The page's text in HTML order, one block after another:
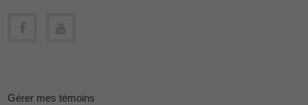
Gérer mes témoins